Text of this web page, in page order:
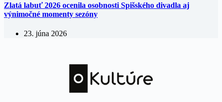
Zlatá labuť 2026 ocenila osobnosti Spišského divadla aj
výnimočné momenty sezóny
23. júna 2026